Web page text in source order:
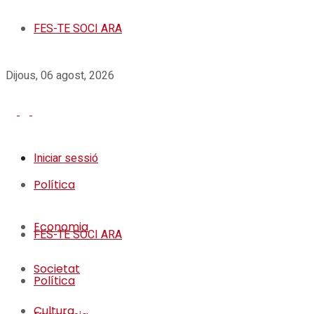
FES-TE SOCI ARA
Dijous, 06 agost, 2026
Iniciar sessió
Política
Economia
Societat
FES-TE SOCI ARA
Política